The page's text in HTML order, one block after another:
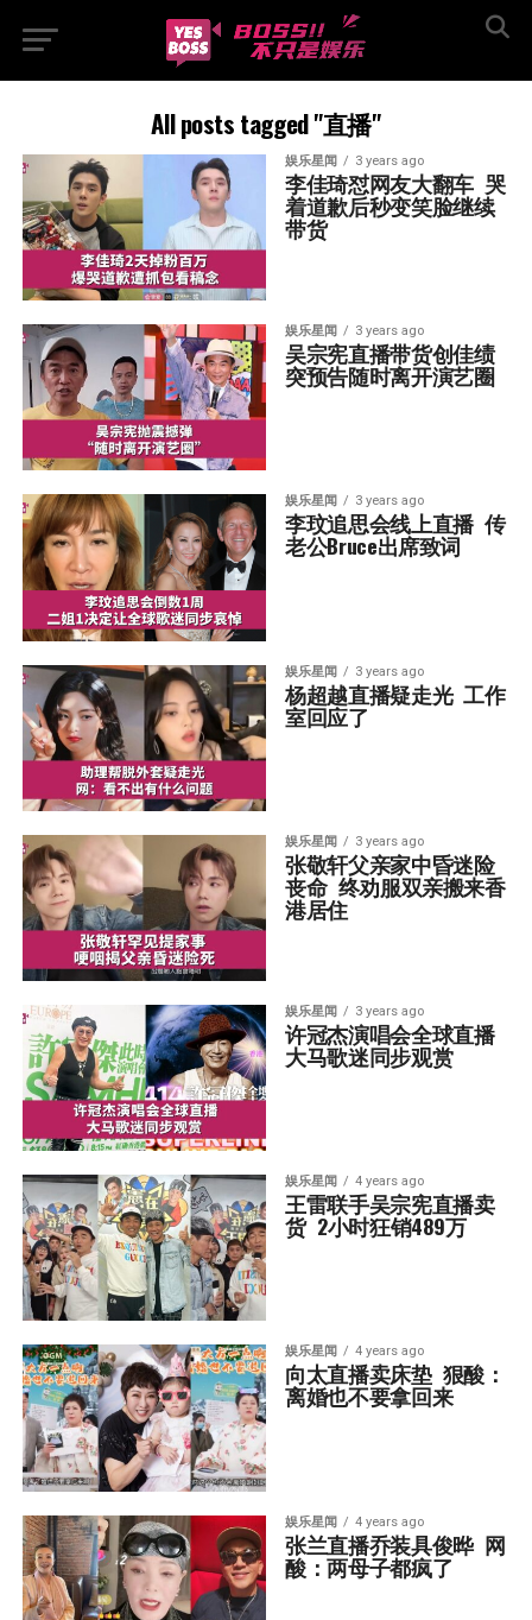
All posts tagged "直播"
娱乐星闻 3 years ago
李佳琦怼网友大翻车  哭
着道歉后秒变笑脸继续
带货
娱乐星闻 3 years ago
吴宗宪直播带货创佳绩
突预告随时离开演艺圈
娱乐星闻 3 years ago
李玟追思会线上直播  传
老公Bruce出席致词
娱乐星闻 3 years ago
杨超越直播疑走光  工作
室回应了
娱乐星闻 3 years ago
张敬轩父亲家中昏迷险
丧命  终劝服双亲搬来香
港居住
娱乐星闻 3 years ago
许冠杰演唱会全球直播
大马歌迷同步观赏
娱乐星闻 4 years ago
王雷联手吴宗宪直播卖
货  2小时狂销489万
娱乐星闻 4 years ago
向太直播卖床垫  狠酸：
离婚也不要拿回来
娱乐星闻 4 years ago
张兰直播乔装具俊晔  网
酸：两母子都疯了